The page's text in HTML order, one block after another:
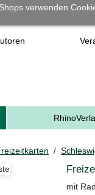
verwenden
/
mit